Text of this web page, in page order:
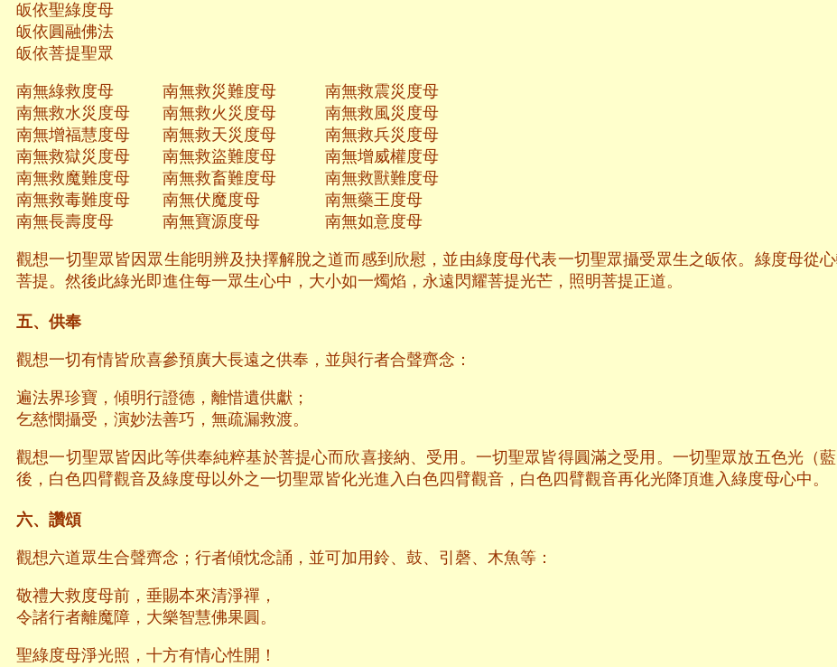
皈依聖綠度母
皈依圓融佛法
皈依菩提聖眾
南無綠救度母 南無救災難度母 南無救震災度母
南無救水災度母 南無救火災度母 南無救風災度母
南無增福慧度母 南無救天災度母 南無救兵災度母
南無救獄災度母 南無救盜難度母 南無增威權度母
南無救魔難度母 南無救畜難度母 南無救獸難度母
南無救毒難度母 南無伏魔度母 南無藥王度母
南無長壽度母 南無寶源度母 南無如意度母
觀想一切聖眾皆因眾生能明辨及抉擇解脫之道而感到欣慰，並由綠度母代表一切聖眾攝受眾生之皈依。綠度母從
菩提。然後此綠光即進住每一眾生心中，大小如一燭焰，永遠閃耀菩提光芒，照明菩提正道。
五、供奉
觀想一切有情皆欣喜參預廣大長遠之供奉，並與行者合聲齊念：
遍法界珍寶，傾明行證德，離惜遺供獻；
乞慈憫攝受，演妙法善巧，無疏漏救渡。
觀想一切聖眾皆因此等供奉純粹基於菩提心而欣喜接納、受用。一切聖眾皆得圓滿之受用。一切聖眾放五色光（
後，白色四臂觀音及綠度母以外之一切聖眾皆化光進入白色四臂觀音，白色四臂觀音再化光降頂進入綠度母心中。
六、讚頌
觀想六道眾生合聲齊念；行者傾忱念誦，並可加用鈴、鼓、引磬、木魚等：
敬禮大救度母前，垂賜本來清淨禪，
令諸行者離魔障，大樂智慧佛果圓。
聖綠度母淨光照，十方有情心性開！